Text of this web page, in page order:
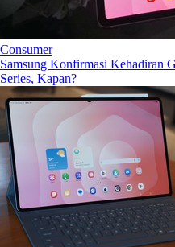
Consumer
Samsung Konfirmasi Kehadiran
Series, Kapan?